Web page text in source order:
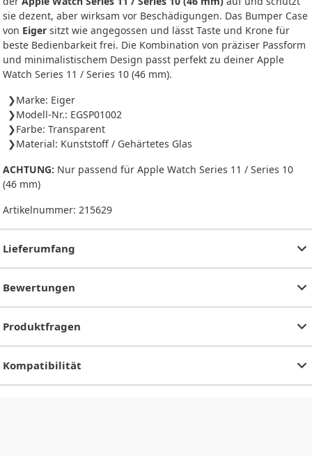
sie dezent, aber wirksam vor Beschädigungen. Das Bumper Case
von Eiger sitzt wie angegossen und lässt Taste und Krone für
beste Bedienbarkeit frei. Die Kombination von präziser Passform
und minimalistischem Design passt perfekt zu deiner Apple
Watch Series 11 / Series 10 (46 mm).
Marke: Eiger
Modell-Nr.: EGSP01002
Farbe: Transparent
Material: Kunststoff / Gehärtetes Glas
ACHTUNG: Nur passend für Apple Watch Series 11 / Series 10
(46 mm)
Artikelnummer: 215629
Lieferumfang
Bewertungen
Produktfragen
Kompatibilität